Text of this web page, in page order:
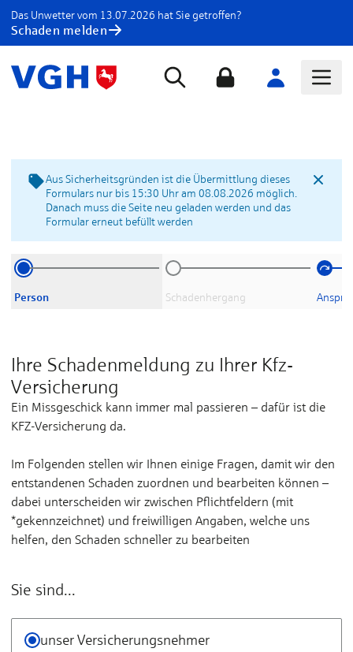
Das Unwetter vom 13.07.2026 hat Sie getroffen?
Schaden melden
Aus Sicherheitsgründen ist die Übermittlung dieses
Formulars nur bis 15:30 Uhr am 08.08.2026 möglich.
Danach muss die Seite neu geladen werden und das
Formular erneut befüllt werden
Person Schadenhergang
Ihre Schadenmeldung zu Ihrer Kfz-
Versicherung
Ein Missgeschick kann immer mal passieren – dafür ist die
KFZ-Versicherung da.
Im Folgenden stellen wir Ihnen einige Fragen, damit wir den
entstandenen Schaden zuordnen und bearbeiten können –
dabei unterscheiden wir zwischen Pflichtfeldern (mit
*gekennzeichnet) und freiwilligen Angaben, welche uns
helfen, den Schaden schneller zu bearbeiten
Sie sind...
Sie sind...
unser Versicherungsnehmer